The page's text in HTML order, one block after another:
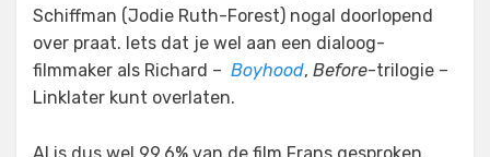
Schiffman (Jodie Ruth-Forest) nogal doorlopend
over praat. Iets dat je wel aan een dialoog-
filmmaker als Richard – Boyhood, Before-trilogie –
Linklater kunt overlaten.